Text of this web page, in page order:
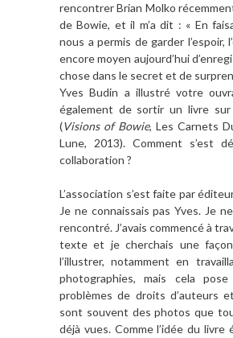
rencontrer Brian Molko
de Bowie, et il m’a dit : « En
nous a permis de garder l’espoir,
encore moyen aujourd’hui
chose dans le secret et de
Yves Budin a illustrévotre
également de sortir un livre sur
(Visions of Bowie, Les Carnets
Lune, 2013). Comment s’est d
collaboration ?
L’association s’est faite par
Je ne connaissais pas Yves. Je ne
rencontré. J’avais commencé à
texte et je cherchais une
l’illustrer, notamment en
photographies, mais cela
problèmes de droits d’auteurs
sont souvent des photos que
déjà vues. Comme l’idée du